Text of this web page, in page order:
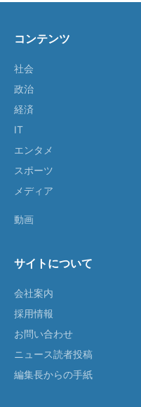
コンテンツ
社会
政治
経済
IT
エンタメ
スポーツ
メディア
動画
サイトについて
会社案内
採用情報
お問い合わせ
ニュース読者投稿
編集長からの手紙